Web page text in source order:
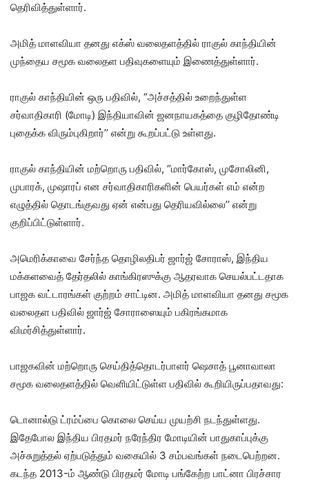
தெரிவித்துள்ளார்.
அமித் மாளவியா தனது எக்ஸ் வலைதளத்தில் ராகுல் காந்தியின்
முந்தைய சமூக வலைதள பதிவுகளையும் இணைத்துள்ளார்.
ராகுல் காந்தியின் ஒரு பதிவில், “அச்சத்தில் உறைந்துள்ள
சர்வாதிகாரி (மோடி) இந்தியாவின் ஜனநாயகத்தை குழிதோண்டி
புதைக்க விரும்புகிறார்’’ என்று கூறப்பட்டு உள்ளது.
ராகுல் காந்தியின் மற்றொரு பதிவில், “மார்கோஸ், முசோலினி,
முபாரக், முஷாரப் என சர்வாதிகாரிகளின் பெயர்கள் எம் என்ற
எழுத்தில் தொடங்குவது ஏன் என்பது தெரியவில்லை’’ என்று
குறிப்பிட்டுள்ளார்.
அமெரிக்காவை சேர்ந்த தொழிலதிபர் ஜார்ஜ் சோராஸ், இந்திய
மக்களவைத் தேர்தலில் காங்கிரஸுக்கு ஆதரவாக செயல்பட்டதாக
பாஜக வட்டாரங்கள் குற்றம் சாட்டின. அமித் மாளவியா தனது சமூக
வலைதள பதிவில் ஜார்ஜ் சோராஸையும் பகிரங்கமாக
விமர்சித்துள்ளார்.
பாஜகவின் மற்றொரு செய்தித்தொடர்பாளர் ஷெசாத் பூனாவாலா
சமூக வலைதளத்தில் வெளியிட்டுள்ள பதிவில் கூறியிருப்பதாவது:
டொனால்டு ட்ரம்ப்பை கொலை செய்ய முயற்சி நடந்துள்ளது.
இதேபோல இந்திய பிரதமர் நரேந்திர மோடியின் பாதுகாப்புக்கு
அச்சுறுத்தல் ஏற்படுத்தும் வகையில் 3 சம்பவங்கள் நடைபெற்றன.
கடந்த 2013-ம் ஆண்டு பிரதமர் மோடி பங்கேற்ற பாட்னா பிரச்சார